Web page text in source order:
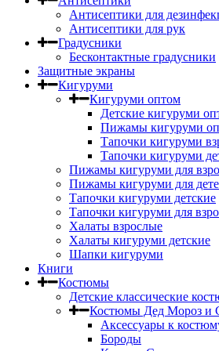
Антисептики для
Антисептики для рук
Градусники
Бесконтактные градусники
Защитные экраны
Кигуруми
Кигуруми оптом
Детские кигуруми
Пижамы кигуруми
Тапочки кигуруми
Тапочки кигуруми
Пижамы кигуруми для
Пижамы кигуруми для
Тапочки кигуруми детские
Тапочки кигуруми для
Халаты взрослые
Халаты кигуруми детские
Шапки кигуруми
Книги
Костюмы
Детские классические
Костюмы Дед Мороз и
Аксессуары к
Бороды